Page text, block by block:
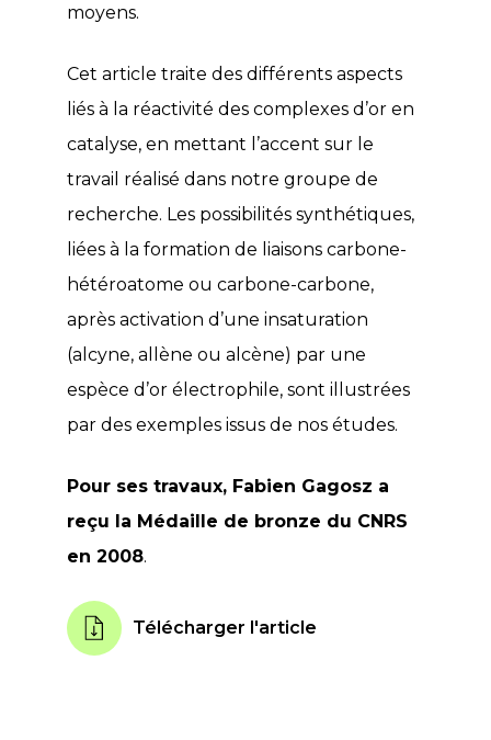
moyens.
Cet article traite des différents aspects
liés à la réactivité des complexes d’or en
catalyse, en mettant l’accent sur le
travail réalisé dans notre groupe de
recherche. Les possibilités synthétiques,
liées à la formation de liaisons carbone-
hétéroatome ou carbone-carbone,
après activation d’une insaturation
(alcyne, allène ou alcène) par une
espèce d’or électrophile, sont illustrées
par des exemples issus de nos études.
Pour ses travaux, Fabien Gagosz a
reçu la Médaille de bronze du CNRS
en 2008.
Télécharger l'article